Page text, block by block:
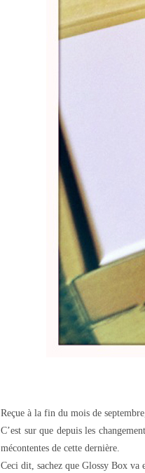
Reçue à la fin du mois de
C’est sur que depuis les
mécontentes de cette dernière.
Ceci dit, sachez que Glossy Box va